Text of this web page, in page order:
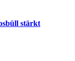
stärkt